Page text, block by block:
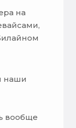
на
наши
вообще